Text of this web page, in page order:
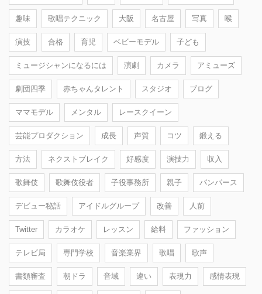
趣味 歌唱テクニック 大阪 名古屋 写真 喉
演技 合格 育児 ベビーモデル 子ども
ミュージシャンになるには 演劇 カメラ アミューズ
劇団四季 赤ちゃんタレント スタジオ ブログ
ママモデル メンタル レースクイーン
芸能プロダクション 成長 声質 コツ 鍛える
方法 ネクストブレイク 好感度 演技力 収入
歌舞伎 歌舞伎役者 子役事務所 親子 パンパース
デビュー秘話 アイドルグループ 改善 人前
Twitter カラオケ レッスン 給料 ファッション
テレビ局 専門学校 音楽業界 歌唱 歌声
書類審査 朝ドラ 音域 違い 表現力 感情表現